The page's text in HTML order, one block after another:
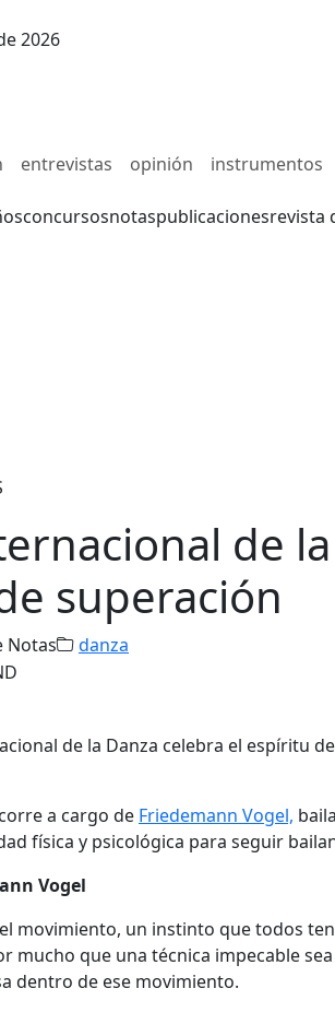
2026
entrevistas opinión instrumentos
concursosnotaspublicacionesrevista
de
superación
Notas danza
a cargo de Friedemann Vogel,
física y psicológica para seguir
Vogel
movimiento, un instinto que todos
mucho que una técnica impecable
dentro de ese movimiento.